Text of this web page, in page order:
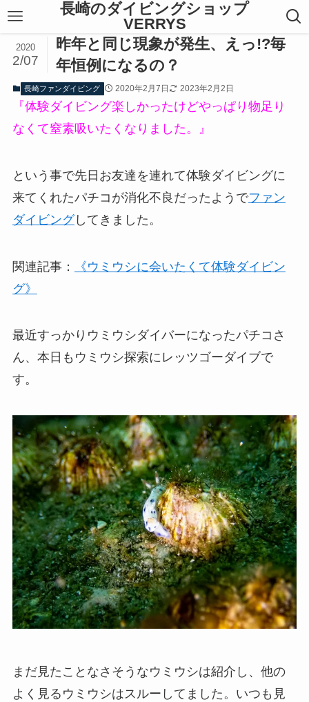
長崎のダイビングショップ
VERRYS
昨年と同じ現象が発生、えっ!?毎
年恒例になるの？
2020
2/07
長崎ファンダイビング 2020年2月7日 2023年2月2日
『体験ダイビング楽しかったけどやっぱり物足り
なくて窒素吸いたくなりました。』
という事で先日お友達を連れて体験ダイビングに
来てくれたパチコが消化不良だったようでファン
ダイビングしてきました。
関連記事：
《ウミウシに会いたくて体験ダイビン
グ》
最近すっかりウミウシダイバーになったパチコさ
ん、本日もウミウシ探索にレッツゴーダイブで
す。
まだ見たことなさそうなウミウシは紹介し、他の
よく見るウミウシはスルーしてました。いつも見